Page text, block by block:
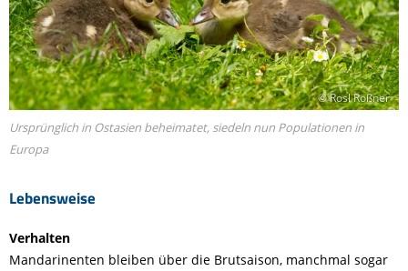
Lebensweise
© Rosl Rößner
Ursprünglich in Ostasien beheimatet, siedeln nun Populationen in
Europa
Verhalten
Mandarinenten bleiben über die Brutsaison, manchmal sogar